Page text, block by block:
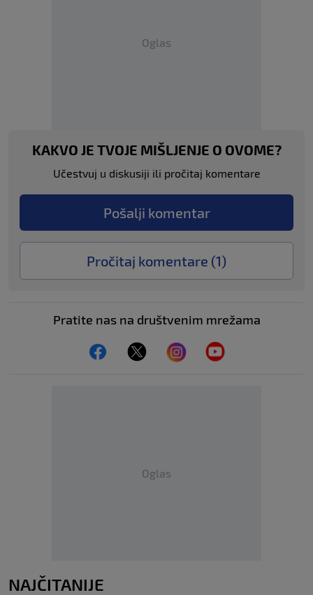
Oglas
KAKVO JE TVOJE MIŠLJENJE O OVOME?
Učestvuj u diskusiji ili pročitaj komentare
Pošalji komentar
Pročitaj komentare (1)
Pratite nas na društvenim mrežama
Oglas
NAJČITANIJE